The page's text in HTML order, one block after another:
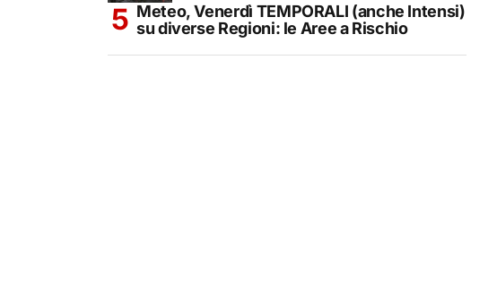
Meteo, Venerdì TEMPORALI (anche Intensi)
su diverse Regioni: le Aree a Rischio